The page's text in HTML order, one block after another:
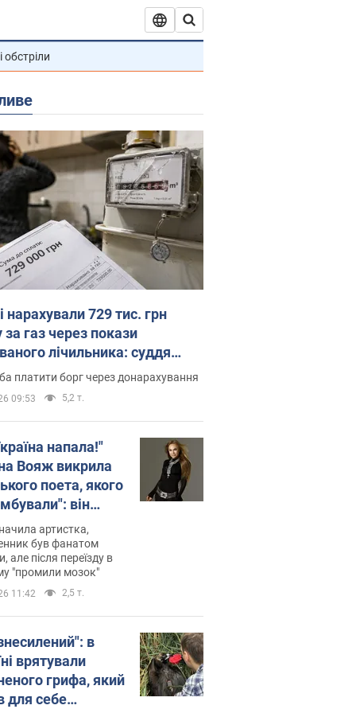
обстріли
нарахували 729 тис. грн
за газ через покази
лічильника: суддя
неочікуване рішення
платити борг через донарахування
09:53 5,2 т.
напала!"
Вояж викрила
поета, якого
він
російської не
тепер хоче
українців
артистка,
був фанатом
але після переїзду в
"промили мозок"
11:42 2,5 т.
в
врятували
грифа, який
для себе